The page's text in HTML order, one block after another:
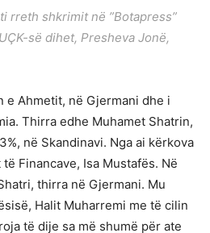
rreth shkrimit në ”Botapress”
së dihet, Presheva Jonë,
e Ahmetit, në Gjermani dhe i
Thirra edhe Muhamet Shatrin,
në Skandinavi. Nga ai kërkova
Financave, Isa Mustafës. Në
thirra në Gjermani. Mu
Halit Muharremi me të cilin
të dije sa më shumë për ate